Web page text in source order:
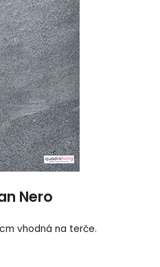
Nero
vhodná na terče.